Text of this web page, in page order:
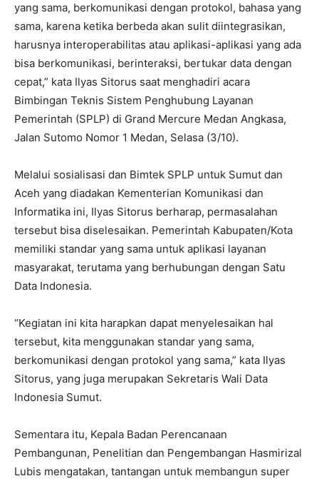
yang sama, berkomunikasi dengan protokol, bahasa yang
sama, karena ketika berbeda akan sulit diintegrasikan,
harusnya interoperabilitas atau aplikasi-aplikasi yang ada
bisa berkomunikasi, berinteraksi, bertukar data dengan
cepat,” kata Ilyas Sitorus saat menghadiri acara
Bimbingan Teknis Sistem Penghubung Layanan
Pemerintah (SPLP) di Grand Mercure Medan Angkasa,
Jalan Sutomo Nomor 1 Medan, Selasa (3/10).
Melalui sosialisasi dan Bimtek SPLP untuk Sumut dan
Aceh yang diadakan Kementerian Komunikasi dan
Informatika ini, Ilyas Sitorus berharap, permasalahan
tersebut bisa diselesaikan. Pemerintah Kabupaten/Kota
memiliki standar yang sama untuk aplikasi layanan
masyarakat, terutama yang berhubungan dengan Satu
Data Indonesia.
“Kegiatan ini kita harapkan dapat menyelesaikan hal
tersebut, kita menggunakan standar yang sama,
berkomunikasi dengan protokol yang sama,” kata Ilyas
Sitorus, yang juga merupakan Sekretaris Wali Data
Indonesia Sumut.
Sementara itu, Kepala Badan Perencanaan
Pembangunan, Penelitian dan Pengembangan Hasmirizal
Lubis mengatakan, tantangan untuk membangun super